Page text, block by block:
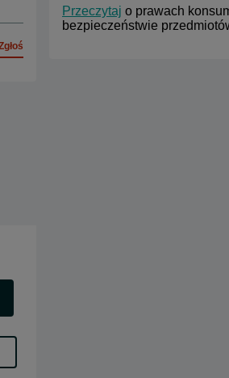
Przeczytaj o prawach
bezpieczeństwie